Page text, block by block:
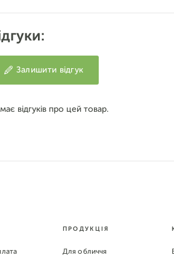
Залишити відгук
відгуків про цей товар.
ПРОДУКЦІЯ
Для обличчя